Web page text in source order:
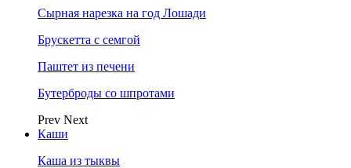
Сырная нарезка на год Лошади
Брускетта с семгой
Паштет из печени
Бутерброды со шпротами
Prev Next
Каши
Каша из тыквы